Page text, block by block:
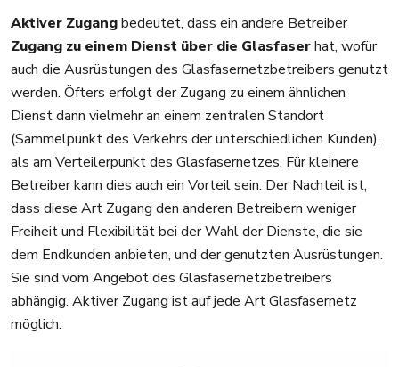
Aktiver Zugangbedeutet, dass ein andere Betreiber
Zugang zu einem Dienst über die Glasfaserhat, wofür
auch die Ausrüstungen des Glasfasernetzbetreibers genutzt
werden. Öfters erfolgt der Zugang zu einem ähnlichen
Dienst dann vielmehr an einem zentralen Standort
(Sammelpunkt des Verkehrs der unterschiedlichen Kunden),
als am Verteilerpunkt des Glasfasernetzes. Für kleinere
Betreiber kann dies auch ein Vorteil sein. Der Nachteil ist,
dass diese Art Zugang den anderen Betreibern weniger
Freiheit und Flexibilität bei der Wahl der Dienste, die sie
dem Endkunden anbieten, und der genutzten Ausrüstungen.
Sie sind vom Angebot des Glasfasernetzbetreibers
abhängig. Aktiver Zugang ist auf jede Art Glasfasernetz
möglich.